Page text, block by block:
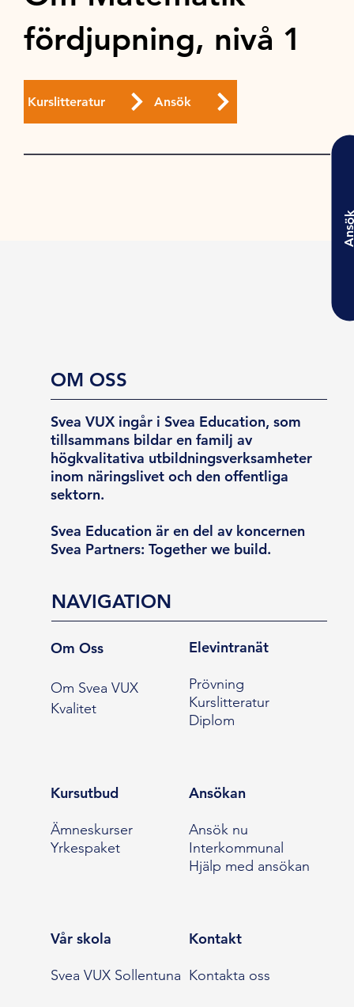
fördjupning, nivå 1
Kurslitteratur Ansök
OM OSS
Svea VUX ingår i Svea Education, som
tillsammans bildar en familj av
högkvalitativa utbildningsverksamheter
inom näringslivet och den offentliga
sektorn.
Svea Education är en del av koncernen
Svea Partners: Together we build.
NAVIGATION
Om Oss
Om Svea VUX
Kvalitet
Elevintranät
Prövning
Kurslitteratur
Diplom
Kursutbud
Ämneskurser
Yrkespaket
Ansökan
Ansök nu
Interkommunal
Hjälp med ansökan
Vår skola
Svea VUX Sollentuna
Kontakt
Kontakta oss